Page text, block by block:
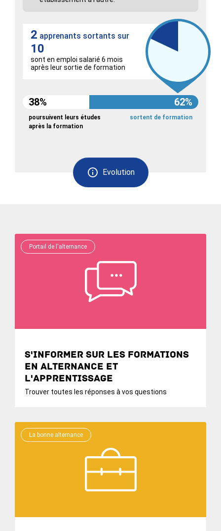
Evolution
2 apprenants sortants sur
10
sont en emploi salarié 6 mois
après leur sortie de formation
38% 62%
poursuivent leurs études
après la formation
sortent de formation
Portail de l'alternance
S'informer sur les formations
en alternance et
l'apprentissage
Trouver toutes les réponses à vos questions
La bonne alternance